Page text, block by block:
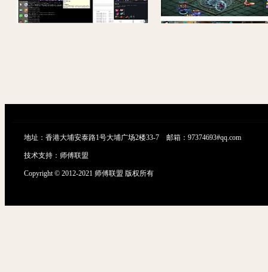
地址：香港大埔安泰路1号大埔广场2楼33-7 邮箱：97374693#qq.com
技术支持： 师傅联盟
Copyright © 2012-2021 师傅联盟 版权所有